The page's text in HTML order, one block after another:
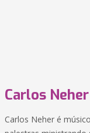
Carlos Neher
Carlos Neher é